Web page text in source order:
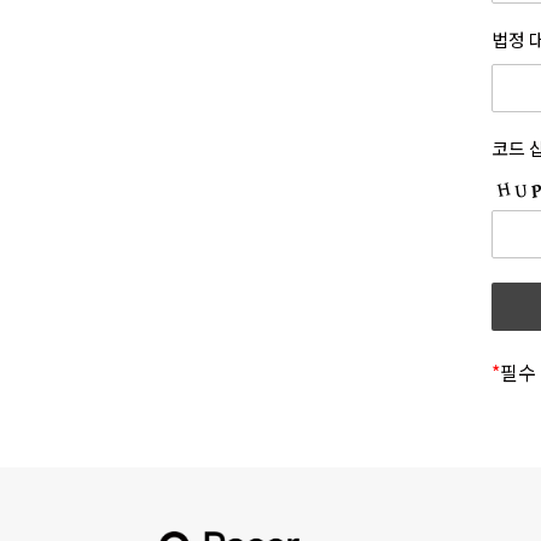
제 3
1.
초
있
법
『
적
또
개정
적
수
홈
법정
코드
*필수